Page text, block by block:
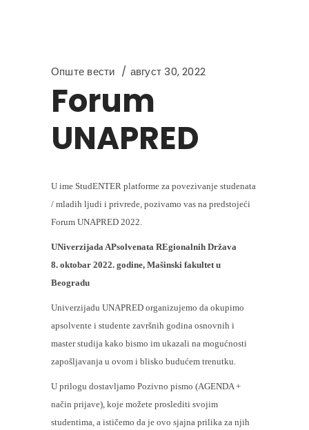
Опште вести август 30, 2022
Forum
UNAPRED
U ime StudENTER platforme za povezivanje studenata
/ mladih ljudi i privrede, pozivamo vas na predstojeći
Forum UNAPRED 2022.
UNiverzijada APsolvenata REgionalnih Država
8. oktobar 2022. godine, Mašinski fakultet u
Beogradu
Univerzijadu UNAPRED organizujemo da okupimo
apsolvente i studente završnih godina osnovnih i
master studija kako bismo im ukazali na mogućnosti
zapošljavanja u ovom i blisko budućem trenutku.
U prilogu dostavljamo Pozivno pismo (AGENDA +
način prijave), koje možete proslediti svojim
studentima, a ističemo da je ovo sjajna prilika za njih